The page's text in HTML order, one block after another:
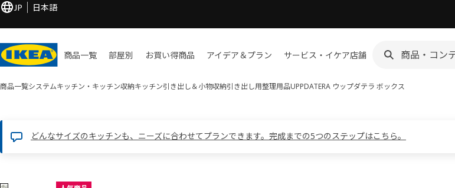
JP 日本語
商品一覧 部屋別 お買い​得商品 アイデア＆プラン サービス・イケア店舗
商品一覧システムキッチン・キッチン収納キッチン引き出し＆小物収納引き出し用整理用品UPPDATERA ウップダテラ ボックス
どんなサイズのキッチンも、ニーズに合わせてプランできます。完成までの5つのステップはこちら。